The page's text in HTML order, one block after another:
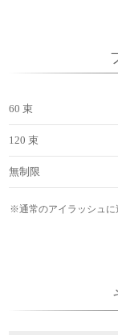
60 束
120 束
無制限
※通常のアイラッシュに